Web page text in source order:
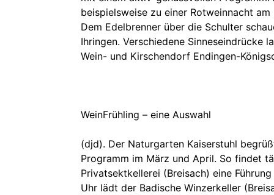
beispielsweise zu einer Rotweinnacht
Dem Edelbrenner über die Schulter
Ihringen. Verschiedene Sinneseindrücke
Wein- und Kirschendorf Endingen-
WeinFrühling – eine Auswahl
(djd). Der Naturgarten Kaiserstuhl
Programm im März und April. So findet
Privatsektkellerei (Breisach) eine
Uhr lädt der Badische Winzerkeller